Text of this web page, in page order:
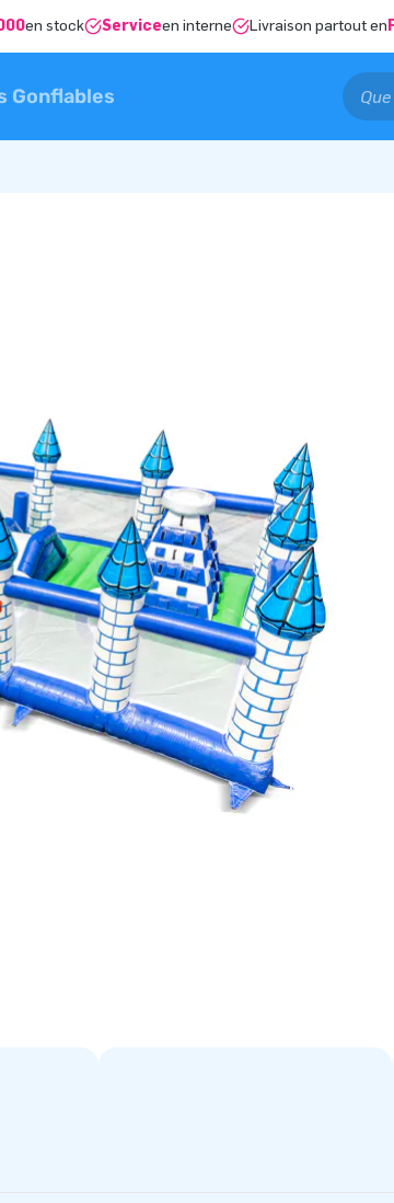
en stock Serviceen interne Livraison partout en
Gonflables